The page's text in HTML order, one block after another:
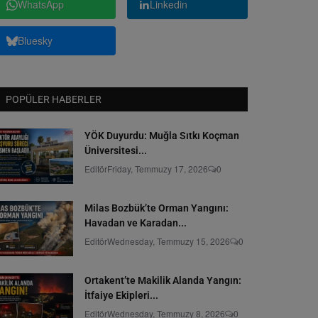
WhatsApp Linkedin
Bluesky
POPÜLER HABERLER
YÖK Duyurdu: Muğla Sıtkı Koçman
Üniversitesi...
EditörFriday, Temmuzy 17, 2026 0
Milas Bozbük’te Orman Yangını:
Havadan ve Karadan...
EditörWednesday, Temmuzy 15, 2026 0
Ortakent’te Makilik Alanda Yangın:
İtfaiye Ekipleri...
EditörWednesday, Temmuzy 8, 2026 0